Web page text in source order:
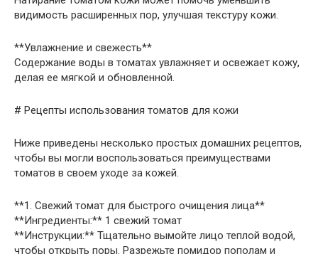
видимость расширенных пор, улучшая текстуру кожи.
**Увлажнение и свежесть**
Содержание воды в томатах увлажняет и освежает кожу,
делая ее мягкой и обновленной.
# Рецепты использования томатов для кожи
Ниже приведены несколько простых домашних рецептов,
чтобы вы могли воспользоваться преимуществами
томатов в своем уходе за кожей.
**1. Свежий томат для быстрого очищения лица**
**Ингредиенты:** 1 свежий томат
**Инструкции:** Тщательно вымойте лицо теплой водой,
чтобы открыть поры. Разрежьте помидор пополам и